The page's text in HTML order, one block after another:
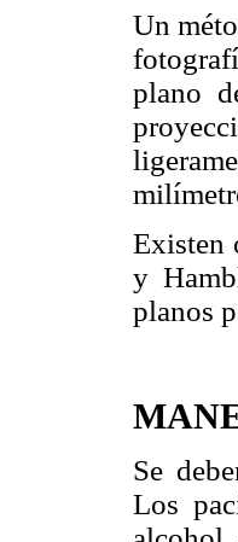
Un
plano
Existen
y
planos
Se
Los